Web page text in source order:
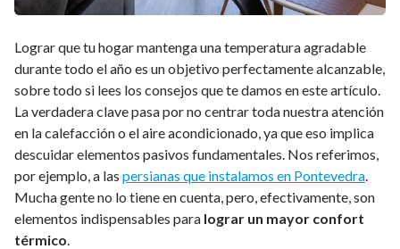
Lograr que tu hogar mantenga una temperatura agradable
durante todo el año es un objetivo perfectamente alcanzable,
sobre todo si lees los consejos que te damos en este artículo.
La verdadera clave pasa por no centrar toda nuestra atención
en la calefacción o el aire acondicionado, ya que eso implica
descuidar elementos pasivos fundamentales. Nos referimos,
por ejemplo, a las persianas que instalamos en Pontevedra.
Mucha gente no lo tiene en cuenta, pero, efectivamente, son
elementos indispensables para lograr un mayor confort
térmico.